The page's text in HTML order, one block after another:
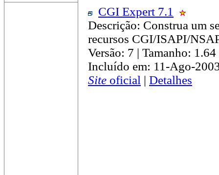
CGI Expert 7.1
Descrição: Construa um
recursos CGI/ISAPI/
Versão: 7 | Tamanho:
Incluído em: 11-Ago-
Site oficial | Detalhes